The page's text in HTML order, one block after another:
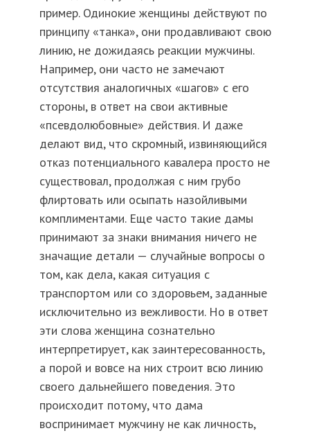
пример. Одинокие женщины действуют по
принципу «танка», они продавливают свою
линию, не дожидаясь реакции мужчины.
Например, они часто не замечают
отсутствия аналогичных «шагов» с его
стороны, в ответ на свои активные
«псевдолюбовные» действия. И даже
делают вид, что скромный, извиняющийся
отказ потенциального кавалера просто не
существовал, продолжая с ним грубо
флиртовать или осыпать назойливыми
комплиментами. Еще часто такие дамы
принимают за знаки внимания ничего не
значащие детали — случайные вопросы о
том, как дела, какая ситуация с
транспортом или со здоровьем, заданные
исключительно из вежливости. Но в ответ
эти слова женщина сознательно
интерпретирует, как заинтересованность,
а порой и вовсе на них строит всю линию
своего дальнейшего поведения. Это
происходит потому, что дама
воспринимает мужчину не как личность,